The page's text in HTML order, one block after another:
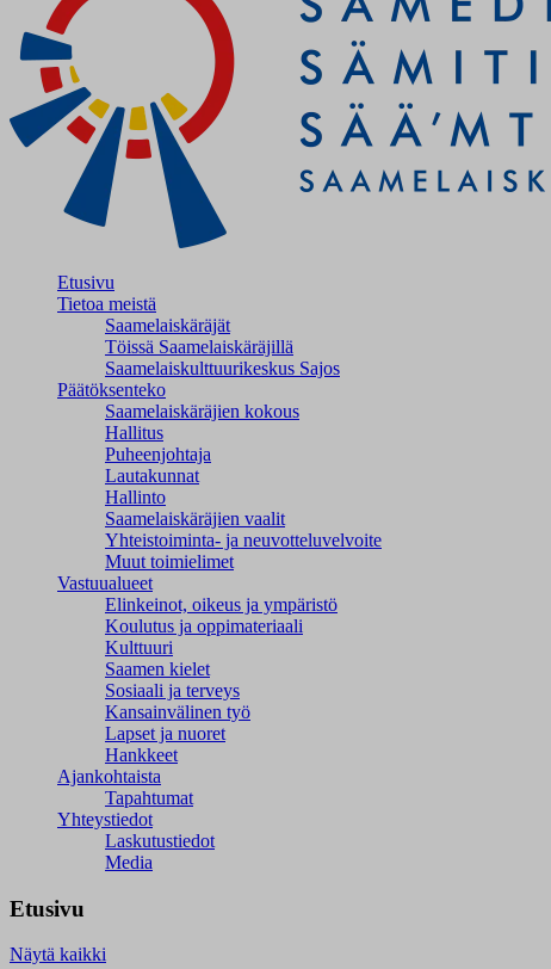
Etusivu
Tietoa meistä
Saamelaiskäräjät
Töissä Saamelaiskäräjillä
Saamelaiskulttuuri­keskus Sajos
Päätöksenteko
Saamelaiskäräjien kokous
Hallitus
Puheenjohtaja
Lautakunnat
Hallinto
Saamelaiskäräjien vaalit
Yhteistoiminta- ja neuvotteluvelvoite
Muut toimielimet
Vastuualueet
Elinkeinot, oikeus ja ympäristö
Koulutus ja oppimateriaali
Kulttuuri
Saamen kielet
Sosiaali ja terveys
Kansainvälinen työ
Lapset ja nuoret
Hankkeet
Ajankohtaista
Tapahtumat
Yhteystiedot
Laskutustiedot
Media
Etusivu
Näytä kaikki